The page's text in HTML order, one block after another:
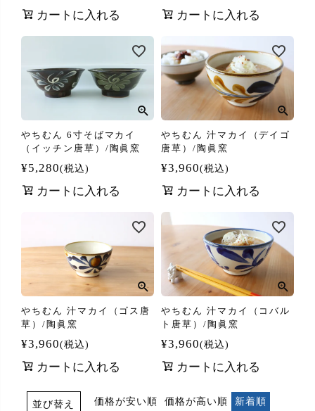
カートに入れる カートに入れる
やちむん 6寸そばマカイ
（イッチン唐草）/陶眞窯
¥5,280 税込
カートに入れる
やちむん 汁マカイ（デイゴ
唐草）/陶眞窯
¥3,960 税込
カートに入れる
やちむん 汁マカイ（ゴス唐
草）/陶眞窯
¥3,960 税込
カートに入れる
やちむん 汁マカイ（コバル
ト唐草）/陶眞窯
¥3,960 税込
カートに入れる
並び替え 価格が安い順 価格が高い順 新着順